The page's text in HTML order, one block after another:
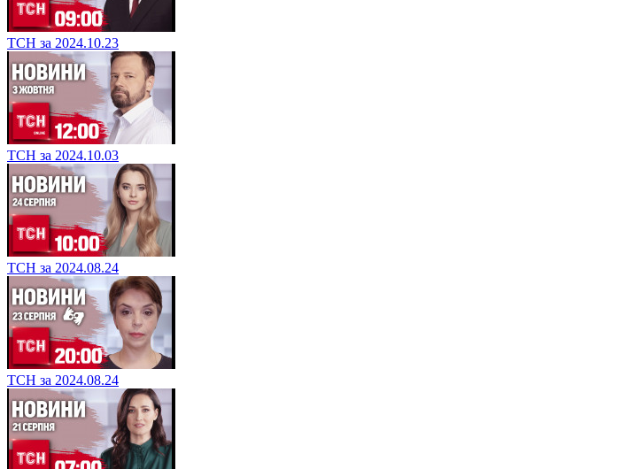
ТСН за 2024.10.23
ТСН за 2024.10.03
ТСН за 2024.08.24
ТСН за 2024.08.24